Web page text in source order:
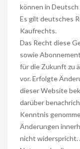
können in
Es gilt deutsches
Kaufrechts.
Das Recht diese
sowie
für die Zukunft zu
vor. Erfolgte
dieser Website
darüber
Kenntnis
Änderungen
nicht widerspricht.